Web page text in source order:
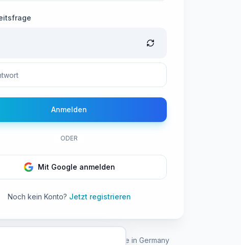
Anmelden
ODER
Mit Google anmelden
Noch kein Konto? Jetzt registrieren
Made in Germany